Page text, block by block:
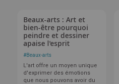
Beaux-arts : Art et
bien-être pourquoi
peindre et dessiner
apaise l'esprit
#Beaux-arts
L'art offre un moyen unique
d'exprimer des émotions
que nous pouvons avoir du